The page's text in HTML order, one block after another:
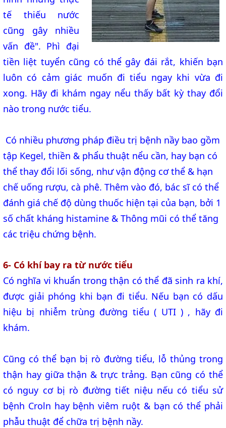
tế thiếu nước
cũng gây nhiều
vấn đề". Phì đại
tiền liệt tuyển cũng có thể gây đái rắt, khiến bạn
luôn có cảm giác muốn đi tiểu ngay khi vừa đi
xong. Hãy đi khám ngay nểu thấy bất kỳ thay đổi
nào trong nước tiểu.
Có nhiều phương pháp điều trị bệnh nầy bao gồm
tập Kegel, thiền & phẩu thuật nểu cần, hay bạn có
thể thay đổi lối sống, như vận động cơ thể & hạn
chế uống rượu, cà phê. Thêm vào đó, bác sĩ có thể
đánh giá chế độ dùng thuốc hiện tại của bạn, bởi 1
số chất kháng histamine & Thông mũi có thể tăng
các triệu chứng bệnh.
6- Có khí bay ra từ nước tiểu
Có nghĩa vi khuẩn trong thận có thể đã sinh ra khí,
được giải phóng khi bạn đi tiểu. Nếu bạn có dấu
hiệu bị nhiễm trùng đường tiểu ( UTI ) , hãy đi
khám.
Cũng có thể bạn bị rò đường tiểu, lỗ thủng trong
thận hay giữa thận & trực trảng. Bạn cũng có thể
có nguy cơ bị rò đường tiết niệu nếu có tiểu sử
bệnh Croln hay bệnh viêm ruột & bạn có thể phải
phẫu thuật để chữa trị bệnh nầy.